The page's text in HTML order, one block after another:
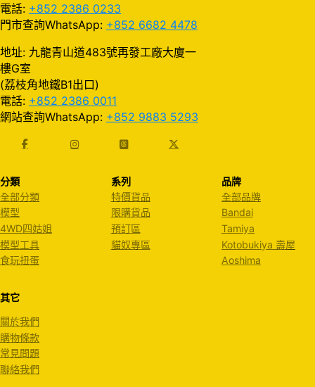
電話: +852 2386 0233
門市查詢WhatsApp: +852 6682 4478
地址: 九龍青山道483號再發工廠大廈一
樓G室
(荔枝角地鐵B1出口)
電話: +852 2386 0011
網站查詢WhatsApp: +852 9883 5293
分類
全部分類
模型
4WD四姑姐
模型工具
食玩扭蛋
系列
特價貨品
限購貨品
預訂區
貓奴專區
品牌
全部品牌
Bandai
Tamiya
Kotobukiya 壽屋
Aoshima
其它
關於我們
購物條款
常見問題
聯絡我們